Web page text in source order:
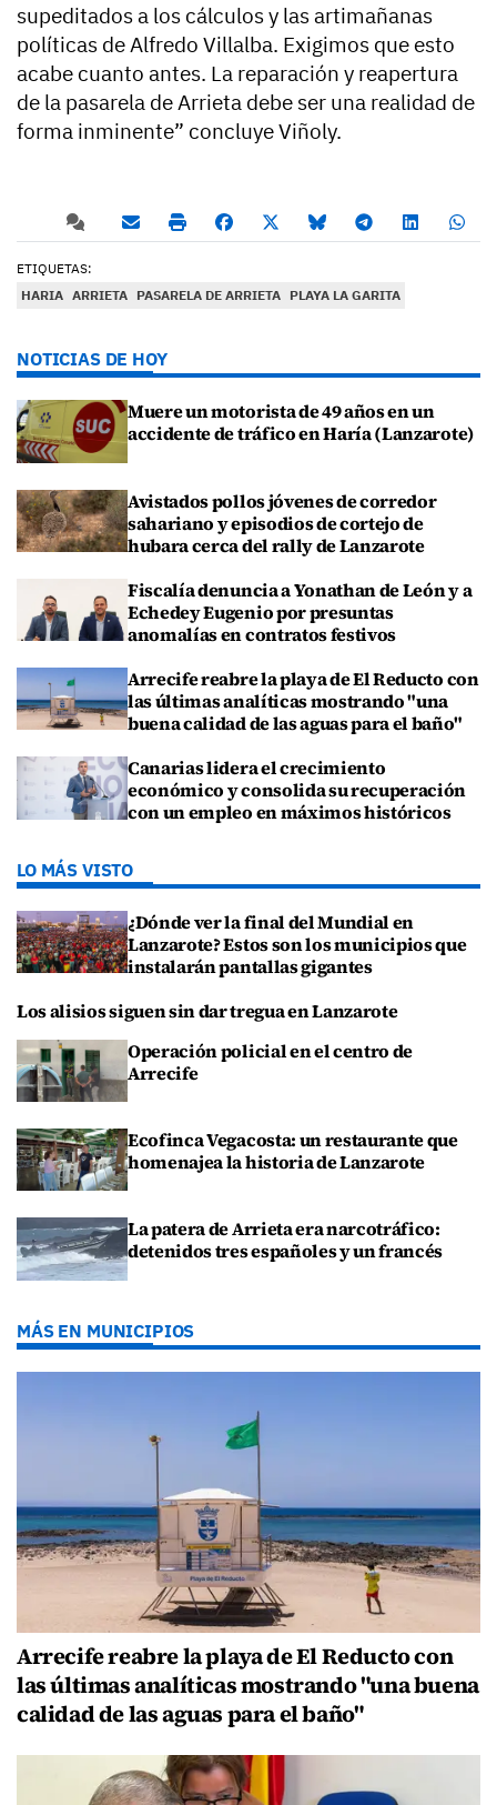
supeditados a los cálculos y las artimañanas
políticas de Alfredo Villalba. Exigimos que esto
acabe cuanto antes. La reparación y reapertura
de la pasarela de Arrieta debe ser una realidad de
forma inminente” concluye Viñoly.
ETIQUETAS:
HARIA ARRIETA PASARELA DE ARRIETA PLAYA LA GARITA
NOTICIAS DE HOY
Muere un motorista de 49 años en un
accidente de tráfico en Haría (Lanzarote)
Avistados pollos jóvenes de corredor
sahariano y episodios de cortejo de
hubara cerca del rally de Lanzarote
Fiscalía denuncia a Yonathan de León y a
Echedey Eugenio por presuntas
anomalías en contratos festivos
Arrecife reabre la playa de El Reducto con
las últimas analíticas mostrando "una
buena calidad de las aguas para el baño"
Canarias lidera el crecimiento
económico y consolida su recuperación
con un empleo en máximos históricos
LO MÁS VISTO
¿Dónde ver la final del Mundial en
Lanzarote? Estos son los municipios que
instalarán pantallas gigantes
Los alisios siguen sin dar tregua en Lanzarote
Operación policial en el centro de
Arrecife
Ecofinca Vegacosta: un restaurante que
homenajea la historia de Lanzarote
La patera de Arrieta era narcotráfico:
detenidos tres españoles y un francés
MÁS EN MUNICIPIOS
Arrecife reabre la playa de El Reducto con
las últimas analíticas mostrando "una buena
calidad de las aguas para el baño"